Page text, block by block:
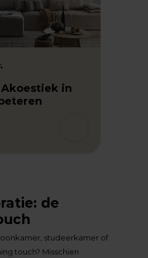
Akoestiek in
de
studeerkamer of
touch? Misschien